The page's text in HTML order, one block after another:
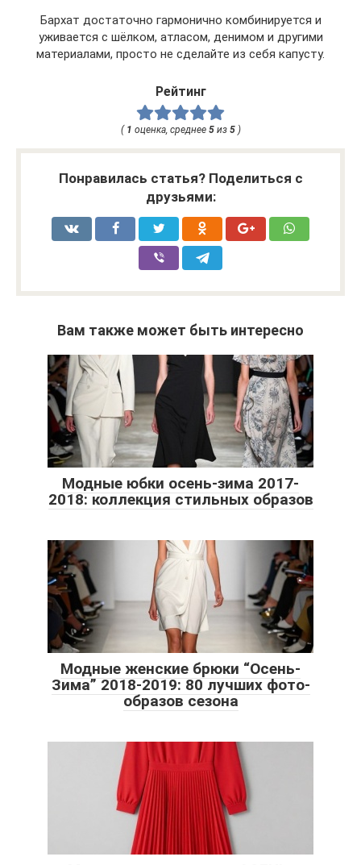
Бархат достаточно гармонично комбинируется и
уживается с шёлком, атласом, денимом и другими
материалами, просто не сделайте из себя капусту.
Рейтинг
( 1 оценка, среднее 5из 5)
Понравилась статья? Поделиться с
друзьями:
Вам также может быть интересно
Модные юбки осень-зима 2017-
2018: коллекция стильных образов
Модные женские брюки “Осень-
Зима” 2018-2019: 80 лучших фото-
образов сезона